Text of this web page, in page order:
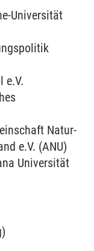
Universität
e.V.
Natur-
e.V. (ANU)
Universität